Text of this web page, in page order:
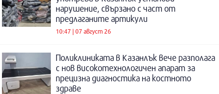
нарушение, свързано с част от
предлаганите артикули
10:47 | 07 август 26
Поликлиниката в Казанлък вече разполага
с нов високотехнологичен апарат за
прецизна диагностика на костното
здраве